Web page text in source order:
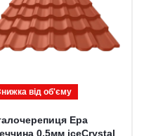
від обʹєму
Ера
0,5мм iceCrystal